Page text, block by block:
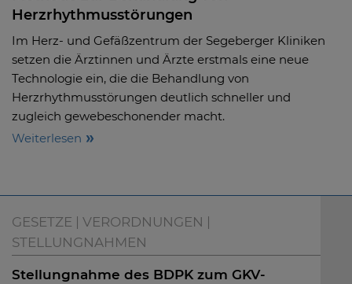
Herzrhythmusstörungen
Im Herz- und Gefäßzentrum der Segeberger Kliniken
setzen die Ärztinnen und Ärzte erstmals eine neue
Technologie ein, die die Behandlung von
Herzrhythmusstörungen deutlich schneller und
zugleich gewebeschonender macht.
Weiterlesen
GESETZE | VERORDNUNGEN |
STELLUNGNAHMEN
Stellungnahme des BDPK zum GKV-